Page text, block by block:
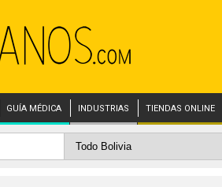
GUÍA MÉDICA INDUSTRIAS TIENDAS ONLINE